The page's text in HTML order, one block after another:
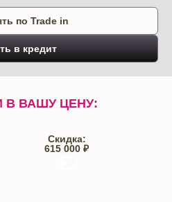
по Trade in
в кредит
В ВАШУ ЦЕНУ:
Скидка:
615 000 ₽